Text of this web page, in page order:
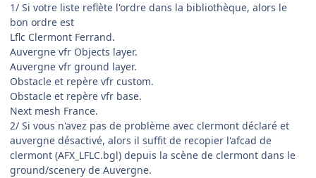
1/ Si votre liste reflète l'ordre dans la bibliothèque, alors le
bon ordre est
Lflc Clermont Ferrand.
Auvergne vfr Objects layer.
Auvergne vfr ground layer.
Obstacle et repère vfr custom.
Obstacle et repère vfr base.
Next mesh France.
2/ Si vous n'avez pas de problème avec clermont déclaré et
auvergne désactivé, alors il suffit de recopier l'afcad de
clermont (AFX_LFLC.bgl) depuis la scène de clermont dans le
ground/scenery de Auvergne.